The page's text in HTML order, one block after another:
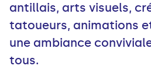
antillais, arts visuels,
tatoueurs, animations
une ambiance
tous.